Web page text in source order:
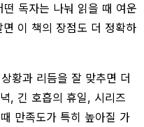
독자는 나눠 읽을 때 여운
이 책의 장점도 더 정확하
황과 리듬을 잘 맞추면 더
, 긴 호흡의 휴일, 시리즈
만족도가 특히 높아질 가